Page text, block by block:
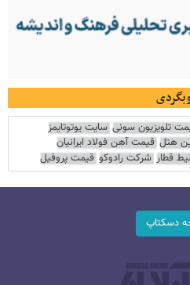
تلویزیون سونی سایت یوتوتایمز
هتل قیمت آهن فولاد ایرانیان
قطار شرکت رادوکو قیمت پروفیل
دسکتاپ